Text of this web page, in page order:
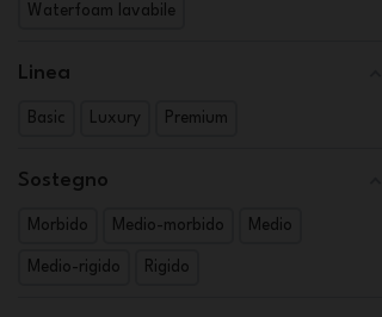
Waterfoam lavabile
Linea
Basic Luxury Premium
Sostegno
Morbido Medio-morbido Medio
Medio-rigido Rigido